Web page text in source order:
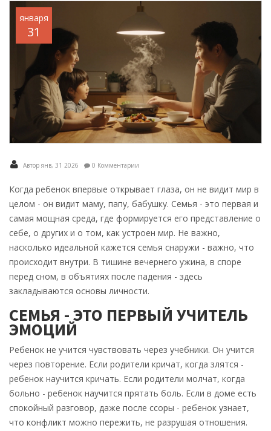
января
31
Автор янв, 31 2026 0 Комментарии
Когда ребенок впервые открывает глаза, он не видит мир в
целом - он видит маму, папу, бабушку. Семья - это первая и
самая мощная среда, где формируется его представление о
себе, о других и о том, как устроен мир. Не важно,
насколько идеальной кажется семья снаружи - важно, что
происходит внутри. В тишине вечернего ужина, в споре
перед сном, в объятиях после падения - здесь
закладываются основы личности.
СЕМЬЯ - ЭТО ПЕРВЫЙ УЧИТЕЛЬ
ЭМОЦИЙ
Ребенок не учится чувствовать через учебники. Он учится
через повторение. Если родители кричат, когда злятся -
ребенок научится кричать. Если родители молчат, когда
больно - ребенок научится прятать боль. Если в доме есть
спокойный разговор, даже после ссоры - ребенок узнает,
что конфликт можно пережить, не разрушая отношения.